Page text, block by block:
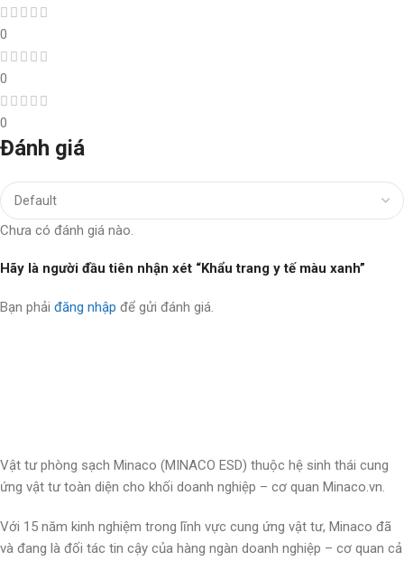
0
0
0
Đánh giá
Chưa có đánh giá nào.
Hãy là người đầu tiên nhận xét “Khẩu trang y tế màu xanh”
Bạn phải đăng nhập để gửi đánh giá.
Vật tư phòng sạch Minaco (MINACO ESD) thuộc hệ sinh thái cung
ứng vật tư toàn diện cho khối doanh nghiệp – cơ quan Minaco.vn.
Với 15 năm kinh nghiệm trong lĩnh vực cung ứng vật tư, Minaco đã
và đang là đối tác tin cậy của hàng ngàn doanh nghiệp – cơ quan cả